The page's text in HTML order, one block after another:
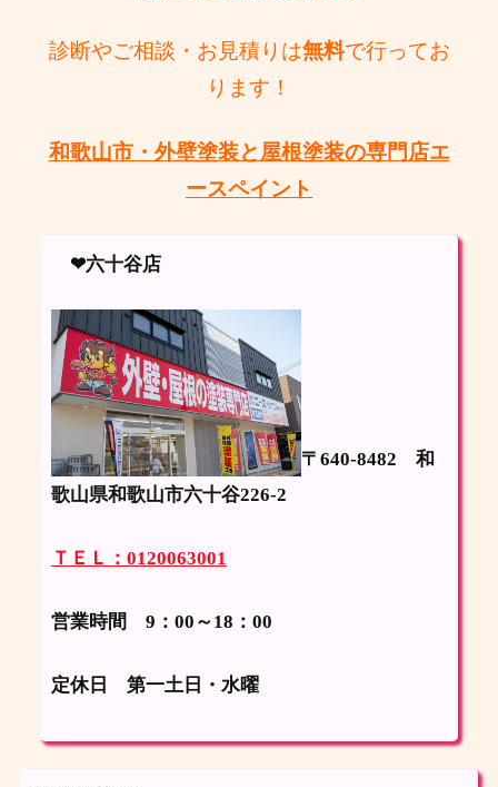
診断やご相談・お見積りは無料で行ってお
ります！
和歌山市・外壁塗装と屋根塗装の専門店エ
ースペイント
❤六十谷店
〒640-8482 和
歌山県和歌山市六十谷226-2
ＴＥＬ：0120063001
営業時間 9：00～18：00
定休日 第一土日・水曜